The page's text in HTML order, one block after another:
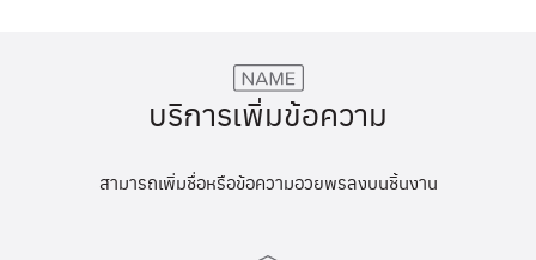
บริการเพิ่มข้อความ
สามารถเพิ่มชื่อหรือข้อความอวยพรลงบนชิ้นงาน